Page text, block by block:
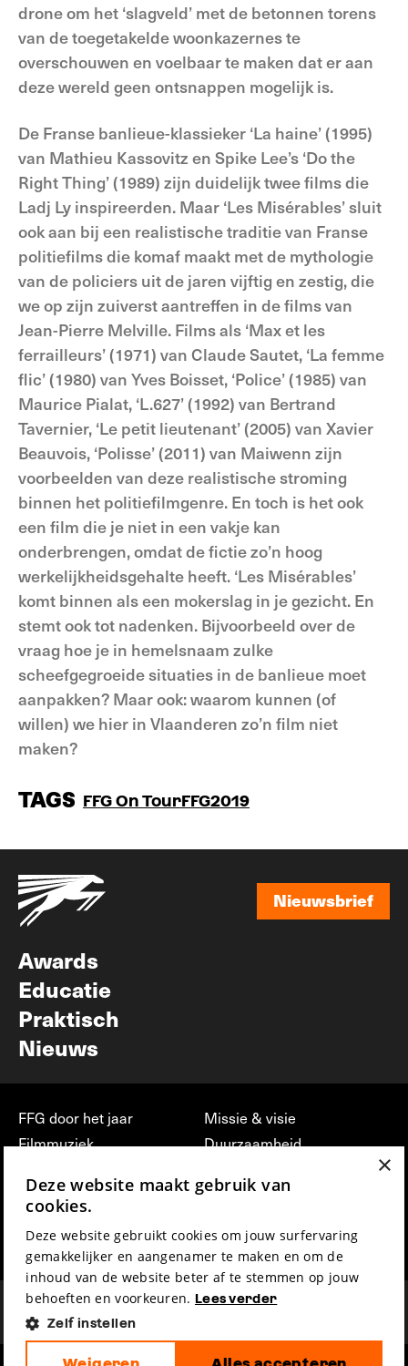
drone om het ‘slagveld’ met de betonnen torens
van de toegetakelde woonkazernes te
overschouwen en voelbaar te maken dat er aan
deze wereld geen ontsnappen mogelijk is.
De Franse banlieue-klassieker ‘La haine’ (1995)
van Mathieu Kassovitz en Spike Lee’s ‘Do the
Right Thing’ (1989) zijn duidelijk twee films die
Ladj Ly inspireerden. Maar ‘Les Misérables’ sluit
ook aan bij een realistische traditie van Franse
politiefilms die komaf maakt met de mythologie
van de policiers uit de jaren vijftig en zestig, die
we op zijn zuiverst aantreffen in de films van
Jean-Pierre Melville. Films als ‘Max et les
ferrailleurs’ (1971) van Claude Sautet, ‘La femme
flic’ (1980) van Yves Boisset, ‘Police’ (1985) van
Maurice Pialat, ‘L.627’ (1992) van Bertrand
Tavernier, ‘Le petit lieutenant’ (2005) van Xavier
Beauvois, ‘Polisse’ (2011) van Maiwenn zijn
voorbeelden van deze realistische stroming
binnen het politiefilmgenre. En toch is het ook
een film die je niet in een vakje kan
onderbrengen, omdat de fictie zo’n hoog
werkelijkheidsgehalte heeft. ‘Les Misérables’
komt binnen als een mokerslag in je gezicht. En
stemt ook tot nadenken. Bijvoorbeeld over de
vraag hoe je in hemelsnaam zulke
scheefgegroeide situaties in de banlieue moet
aanpakken? Maar ook: waarom kunnen (of
willen) we hier in Vlaanderen zo’n film niet
maken?
TAGS FFG On TourFFG2019
Nieuwsbrief
Awards
Educatie
Praktisch
Nieuws
FFG door het jaar
Filmmuziek
Press & Industry
Film Fest Friends
Missie & visie
Duurzaamheid
vrijwilligerswerk bij FFG
Privacy & Disclaimer
×
Deze website maakt gebruik van
cookies.
Deze website gebruikt cookies om jouw surfervaring
gemakkelijker en aangenamer te maken en om de
inhoud van de website beter af te stemmen op jouw
behoeften en voorkeuren. Lees verder
Zelf instellen